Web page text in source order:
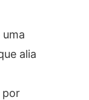
alia
por